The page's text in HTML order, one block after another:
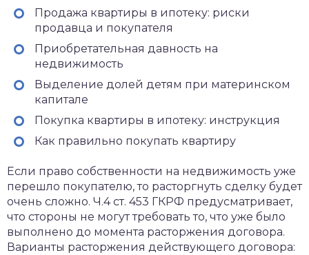
Продажа квартиры в ипотеку: риски
продавца и покупателя
Приобретательная давность на
недвижимость
Выделение долей детям при материнском
капитале
Покупка квартиры в ипотеку: инструкция
Как правильно покупать квартиру
Если право собственности на недвижимость уже
перешло покупателю, то расторгнуть сделку будет
очень сложно. Ч.4 ст. 453 ГКРФ предусматривает,
что стороны не могут требовать то, что уже было
выполнено до момента расторжения договора.
Варианты расторжения действующего договора: